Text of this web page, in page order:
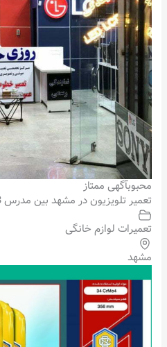
محبوبآگهی ممتاز
تعمیر تلویزیون در مشهد بین مدرس 3 و 5 – روزی حلال
تعمیرات لوازم خانگی
مشهد